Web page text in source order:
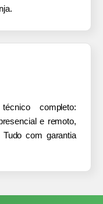
completo:
e remoto,
com garantia